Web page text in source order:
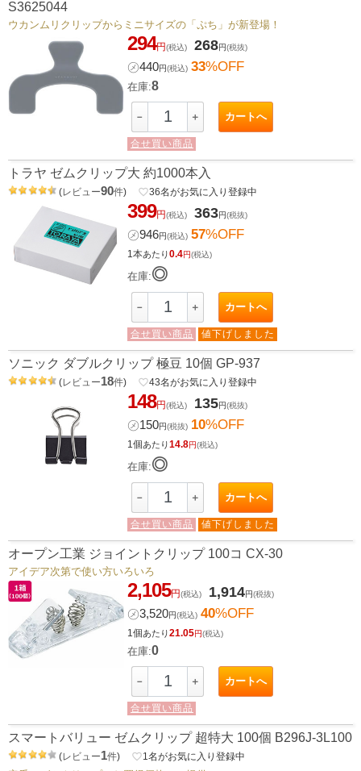
S3625044
ウカンムリクリップからミニサイズの「ぷち」が新登場！
294円(税込) 268円(税抜)
㋱440円(税込) 33%OFF
在庫:8
－ ＋ カートへ
合せ買い商品
トラヤ ゼムクリップ大 約1000本入
(レビュー90件) favorite_border36名がお気に入り登録中
399円(税込) 363円(税抜)
㋱946円(税込) 57%OFF
1本あたり0.4円(税込)
在庫:◎
－ ＋ カートへ
合せ買い商品 値下げしました
ソニック ダブルクリップ 極豆 10個 GP-937
(レビュー18件) favorite_border43名がお気に入り登録中
148円(税込) 135円(税抜)
㋱150円(税抜) 10%OFF
1個あたり14.8円(税込)
在庫:◎
－ ＋ カートへ
合せ買い商品 値下げしました
オープン工業 ジョイントクリップ 100コ CX-30
アイデア次第で使い方いろいろ
2,105円(税込) 1,914円(税抜)
㋱3,520円(税込) 40%OFF
1個あたり21.05円(税込)
在庫:0
－ ＋ カートへ
合せ買い商品
スマートバリュー ゼムクリップ 超特大 100個 B296J-3L100
(レビュー1件) favorite_border1 名がお気に入り登録中